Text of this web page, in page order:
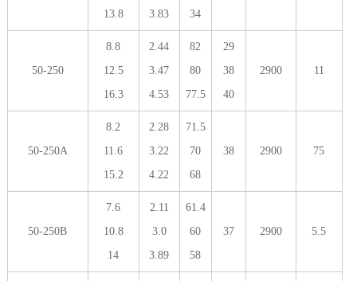
13.8
3.83
34
50-250
8.8
12.5
16.3
2.44
3.47
4.53
82
80
77.5
29
38
40
2900 11
50-250A
8.2
11.6
15.2
2.28
3.22
4.22
71.5
70
68
38 2900 75
50-250B
7.6
10.8
14
2.11
3.0
3.89
61.4
60
58
37 2900 5.5